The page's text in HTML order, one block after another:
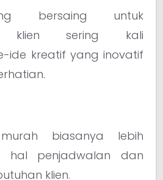
bersaing untuk
klien sering kali
ide kreatif yang inovatif
biasanya lebih
hal penjadwalan dan
klien.